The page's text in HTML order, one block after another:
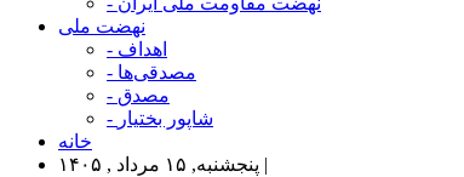
نهضت ملی
- اهداف
- مصدقی‌ها
- مصدق
- شاپور بختیار
خانه
پنجشنبه, ۱۵ مرداد , ۱۴۰۵ |